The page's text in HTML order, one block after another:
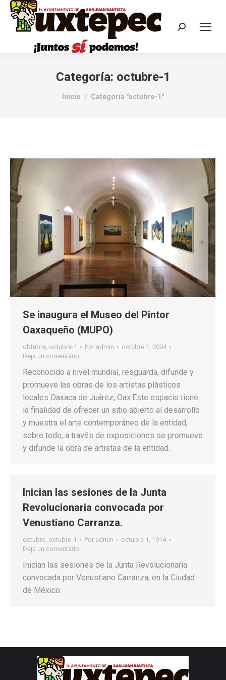
Categoría: octubre-1
Estás aquí:
Inicio Categoría "octubre-1"
Se inaugura el Museo del Pintor
Oaxaqueño (MUPO)
obtubre, octubre-1 Por admin
octubre 1, 2004
Deja un comentario
Reconocido a nivel mundial, resguarda, difunde y
promueve las obras de los artistas plásticos
locales Oaxaca de Juárez, Oax.Este espacio tiene
la finalidad de ofrecer un sitio abierto al desarrollo
y muestra el arte contemporáneo de la entidad,
sobre todo, a través de exposiciones se promueve
y difunde la obra de artistas de la entidad.
Inician las sesiones de la Junta
Revolucionaria convocada por
Venustiano Carranza.
octubre, octubre-1 Por admin
octubre 1, 1914
Deja un comentario
Inician las sesiones de la Junta Revolucionaria
convocada por Venustiano Carranza, en la Ciudad
de México.